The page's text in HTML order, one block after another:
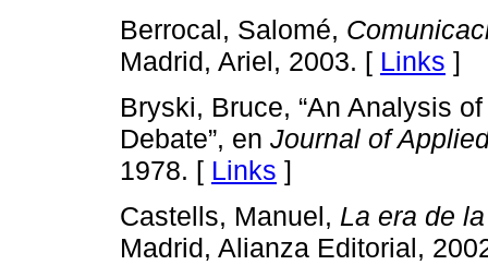
Berrocal, Salomé,
Madrid, Ariel, 2003. [ Links ]
Bryski, Bruce, “An Analysis
Debate”, en Journal of
1978. [ Links ]
Castells, Manuel, La era de
Madrid, Alianza Editorial,